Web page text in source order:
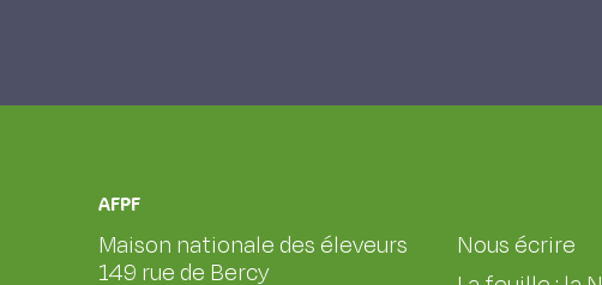
AFPF
Maison nationale des éleveurs
149 rue de Bercy
Nous écrire